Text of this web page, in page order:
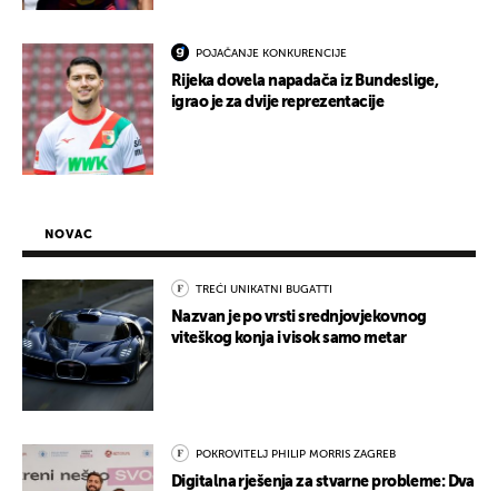
POJAČANJE KONKURENCIJE
Rijeka dovela napadača iz Bundeslige,
igrao je za dvije reprezentacije
NOVAC
TREĆI UNIKATNI BUGATTI
Nazvan je po vrsti srednjovjekovnog
viteškog konja i visok samo metar
POKROVITELJ PHILIP MORRIS ZAGREB
Digitalna rješenja za stvarne probleme: Dva